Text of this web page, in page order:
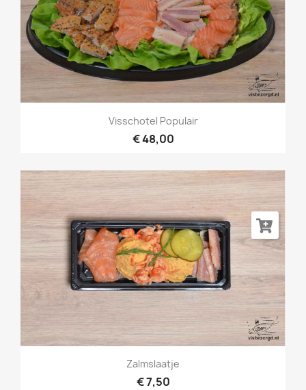
Visschotel Populair
€ 48,00
Zalmslaatje
€ 7,50